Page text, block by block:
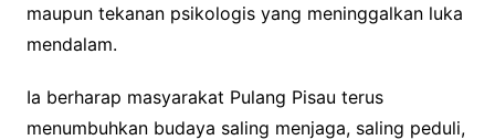
maupun tekanan psikologis yang meninggalkan luka
mendalam.
Ia berharap masyarakat Pulang Pisau terus
menumbuhkan budaya saling menjaga, saling peduli,